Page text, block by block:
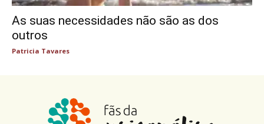
As suas necessidades não são as dos
outros
Patricia Tavares